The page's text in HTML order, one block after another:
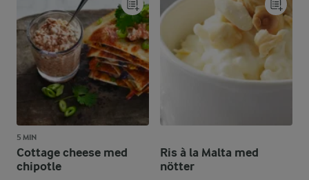
5 MIN
Cottage cheese med
chipotle
Ris à la Malta med
nötter